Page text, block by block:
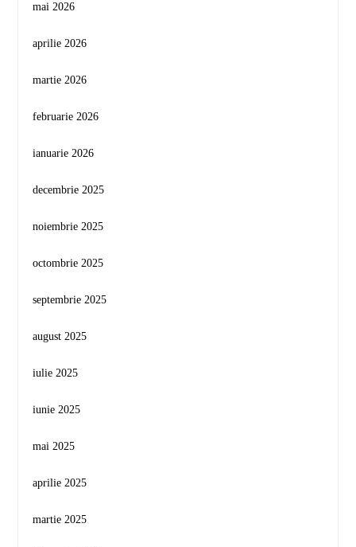
mai 2026
aprilie 2026
martie 2026
februarie 2026
ianuarie 2026
decembrie 2025
noiembrie 2025
octombrie 2025
septembrie 2025
august 2025
iulie 2025
iunie 2025
mai 2025
aprilie 2025
martie 2025